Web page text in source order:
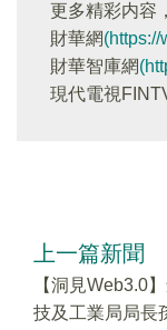
更多精彩内容
財華網(https://
財華智庫網
現代電視
上一篇新聞
【洞見Web3.0
技及工業局局長